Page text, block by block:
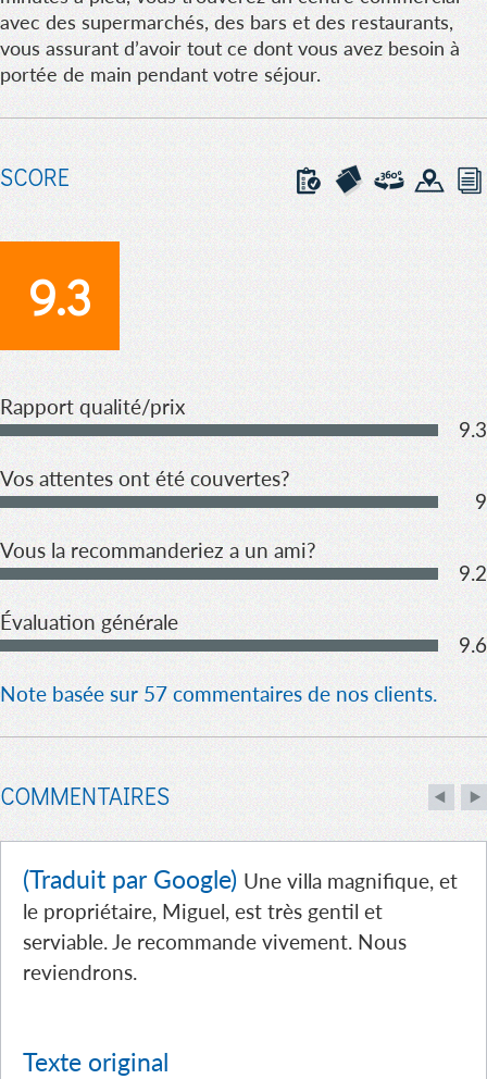
avec des supermarchés, des bars et des restaurants,
vous assurant d’avoir tout ce dont vous avez besoin à
portée de main pendant votre séjour.
SCORE
9.3
Rapport qualité/prix
9.3
Vos attentes ont été couvertes?
9
Vous la recommanderiez a un ami?
9.2
Évaluation générale
9.6
Note basée sur 57 commentaires de nos clients.
COMMENTAIRES
(Traduit par Google) Une villa magnifique, et
le propriétaire, Miguel, est très gentil et
serviable. Je recommande vivement. Nous
reviendrons.
Texte original